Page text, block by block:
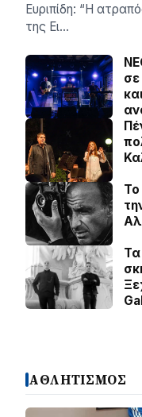
Ευριπίδη: “Η
της Ει…
ΑΘΛΗΤΙΣΜΟΣ